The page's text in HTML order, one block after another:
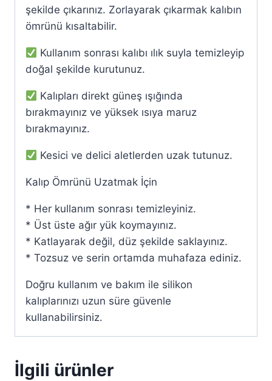
şekilde çıkarınız. Zorlayarak çıkarmak kalıbın
ömrünü kısaltabilir.
Kullanım sonrası kalıbı ılık suyla temizleyip
doğal şekilde kurutunuz.
Kalıpları direkt güneş ışığında
bırakmayınız ve yüksek ısıya maruz
bırakmayınız.
Kesici ve delici aletlerden uzak tutunuz.
Kalıp Ömrünü Uzatmak İçin
* Her kullanım sonrası temizleyiniz.
* Üst üste ağır yük koymayınız.
* Katlayarak değil, düz şekilde saklayınız.
* Tozsuz ve serin ortamda muhafaza ediniz.
Doğru kullanım ve bakım ile silikon
kalıplarınızı uzun süre güvenle
kullanabilirsiniz.
İlgili ürünler